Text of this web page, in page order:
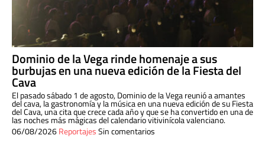
Dominio de la Vega rinde homenaje a sus
burbujas en una nueva edición de la Fiesta del
Cava
El pasado sábado 1 de agosto, Dominio de la Vega reunió a amantes
del cava, la gastronomía y la música en una nueva edición de su Fiesta
del Cava, una cita que crece cada año y que se ha convertido en una de
las noches más mágicas del calendario vitivinícola valenciano.
06/08/2026ReportajesSin comentarios